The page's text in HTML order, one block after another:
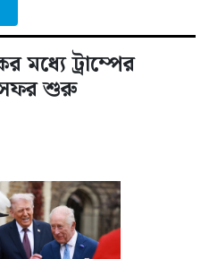
ট্রাম্পের
সফর শুরু